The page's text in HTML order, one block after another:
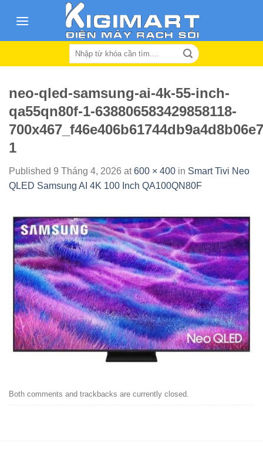
Search
neo-qled-samsung-ai-4k-55-inch-
qa55qn80f-1-638806583429858118-
1
Published 9 Tháng 4, 2026 at600 × 400 in Smart Tivi Neo
QLED Samsung AI 4K 100 Inch QA100QN80F
Both comments and trackbacks are currently closed.